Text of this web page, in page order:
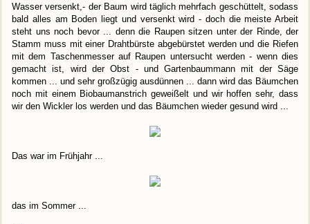
Wasser versenkt,- der Baum wird täglich mehrfach geschüttelt, sodass
bald alles am Boden liegt und versenkt wird - doch die meiste Arbeit
steht uns noch bevor ... denn die Raupen sitzen unter der Rinde, der
Stamm muss mit einer Drahtbürste abgebürstet werden und die Riefen
mit dem Taschenmesser auf Raupen untersucht werden - wenn dies
gemacht ist, wird der Obst - und Gartenbaummann mit der Säge
kommen ... und sehr großzügig ausdünnen ... dann wird das Bäumchen
noch mit einem Biobaumanstrich geweißelt und wir hoffen sehr, dass
wir den Wickler los werden und das Bäumchen wieder gesund wird ...
Das war im Frühjahr ...
das im Sommer ...